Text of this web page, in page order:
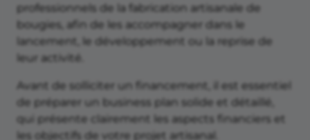
professionnels de la fabrication artisanale de
bougies, afin de les accompagner dans le
lancement, le développement ou la reprise de
leur activité.
Avant de solliciter un financement, il est essentiel
de préparer un business plan solide et détaillé,
qui présente clairement les aspects financiers et
les objectifs de votre projet artisanal.